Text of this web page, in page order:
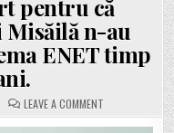
pentru că
Misăilă n-au
ENET timp
LEAVE A COMMENT
ISJ
VRANCEA